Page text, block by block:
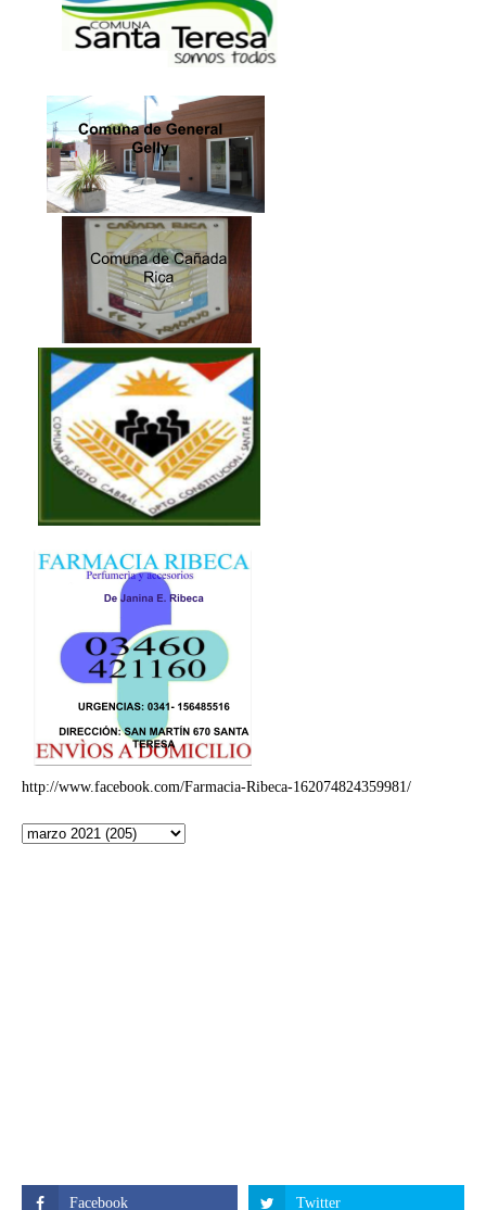
http://www.facebook.com/Farmacia-Ribeca-162074824359981/